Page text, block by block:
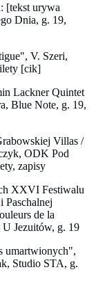
[tekst urywa
Dnia, g. 19,
V. Szeri,
[cik]
Lackner Quintet
Blue Note, g. 19,
Villas /
ODK Pod
zapisy
XXVI Festiwalu
Paschalnej
de la
Jezuitów, g. 19
umartwionych",
Studio STA, g.